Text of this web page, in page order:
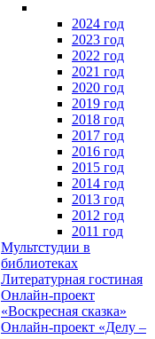
2024 год
2023 год
2022 год
2021 год
2020 год
2019 год
2018 год
2017 год
2016 год
2015 год
2014 год
2013 год
2012 год
2011 год
Мультстудии в
библиотеках
Литературная гостиная
Онлайн-проект
«Воскресная сказка»
Онлайн-проект «Делу –